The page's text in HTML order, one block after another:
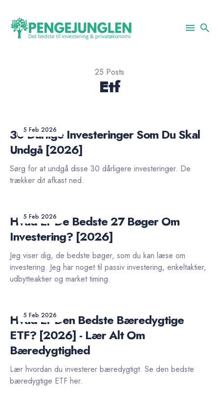
25 Posts
Etf
5 Feb 2026
30 Dårlige Investeringer Som Du Skal
Undgå [2026]
Sørg for at undgå disse 30 dårligere investeringer. De
trækker dit afkast ned.
5 Feb 2026
Hvad Er De Bedste 27 Bøger Om
Investering? [2026]
Jeg viser dig, de bedste bøger, som du kan læse om
investering. Jeg har noget til passiv investering, enkeltaktier,
udbytteaktier og market timing.
5 Feb 2026
Hvad Er Den Bedste Bæredygtige
ETF? [2026] - Lær Alt Om
Bæredygtighed
Lær hvordan du investerer bæredygtigt. Se den bedste
bæredygtige ETF her.